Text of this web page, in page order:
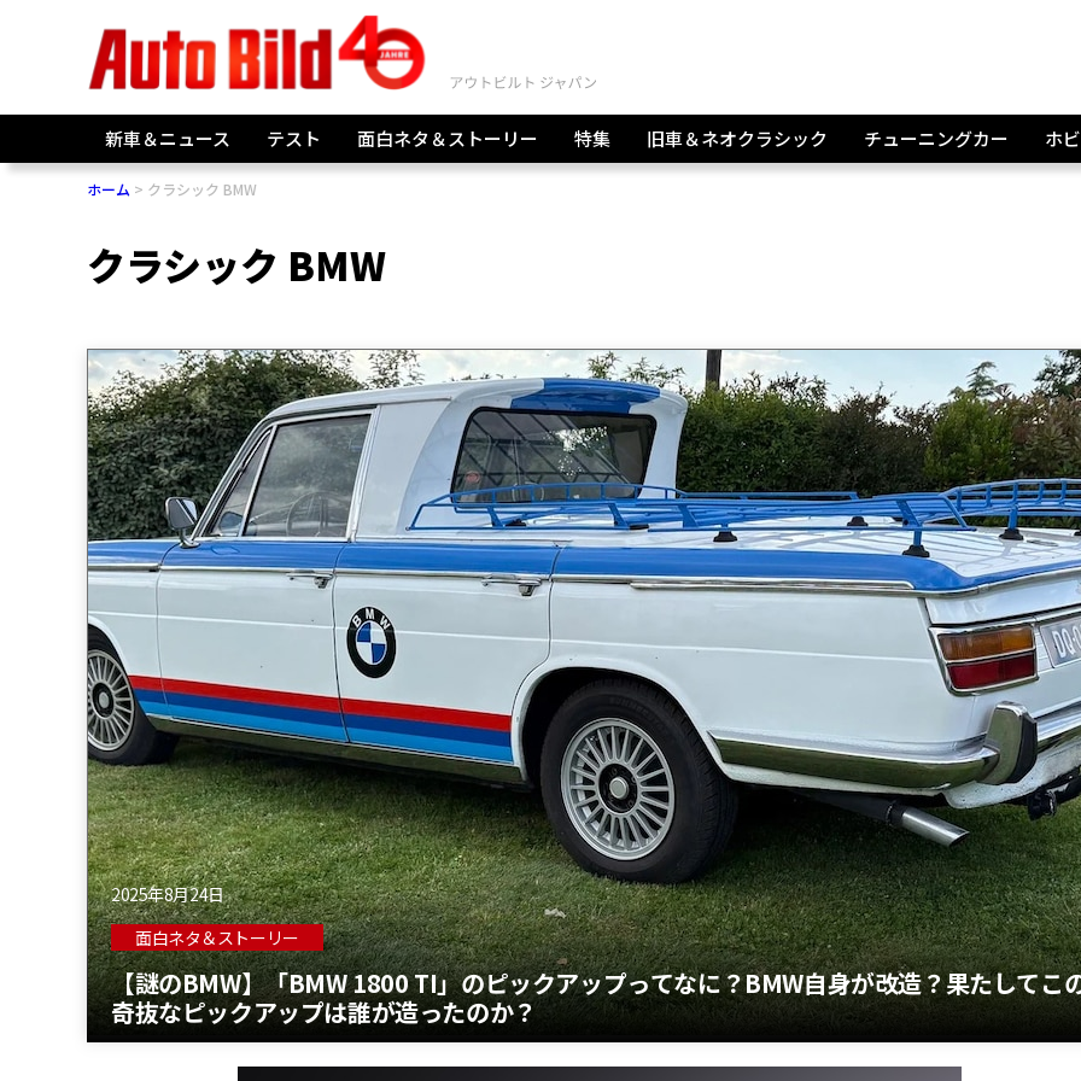
新車＆ニュース テスト 面白ネタ＆ストーリー 特集 旧車＆ネオクラシック チューニングカー ホ
ホーム クラシック BMW
クラシック BMW
2025年8月24日
面白ネタ＆ストーリー
【謎のBMW】「BMW 1800 TI」のピックアップってなに？BMW自身が改造？果たしてこ
奇抜なピックアップは誰が造ったのか？